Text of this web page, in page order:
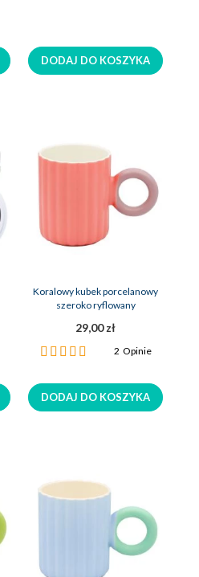
DODAJ DO KOSZYKA
Koralowy kubek porcelanowy
szeroko ryflowany
29,00 zł
Ocena:
2 Opinie
DODAJ DO KOSZYKA